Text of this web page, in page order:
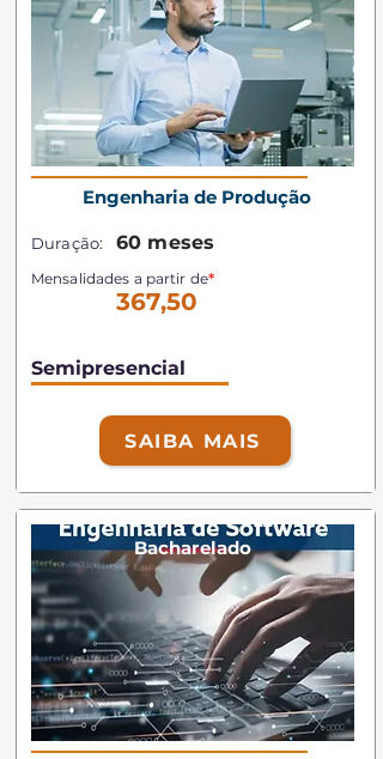
Engenharia de Produção
Duração: 60 meses
Mensalidades a partir de*
367,50
Semipresencial
SAIBA MAIS
Bacharelado